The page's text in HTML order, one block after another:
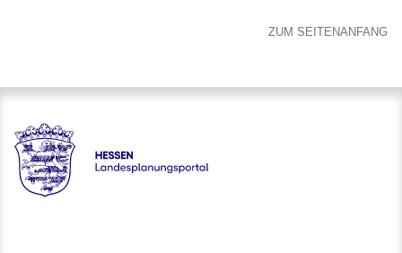
ZUM SEITENANFANG
Hessen - Landesplanungsportal